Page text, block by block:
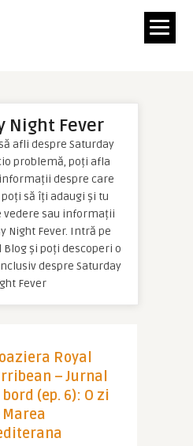
Night Fever
afli despre Saturday
problemă, poți afla
despre care
să îți adaugi și tu
vedere sau informații
Night Fever. Intră pe
și poți descoperi o
despre Saturday
Fever
Royal
– Jurnal
bord (ep. 6): O zi
Marea